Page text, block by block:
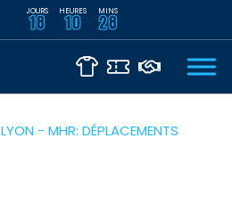
JOURS
18 HEURES
10 MINS
28
LYON - MHR: DÉPLACEMENTS